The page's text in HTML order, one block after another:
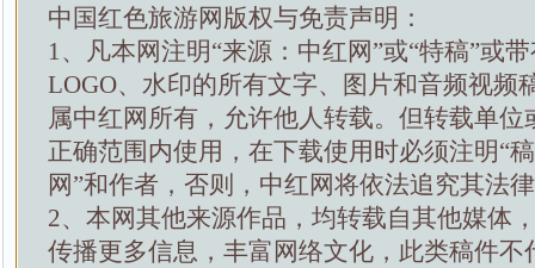
中国红色旅游网版权与免责声明：
1、凡本网注明“来源：中红网”或“特稿”或
LOGO、水印的所有文字、图片和音频视频
属中红网所有，允许他人转载。但转载单位
正确范围内使用，在下载使用时必须注明“
网”和作者，否则，中红网将依法追究其法
2、本网其他来源作品，均转载自其他媒体
传播更多信息，丰富网络文化，此类稿件不